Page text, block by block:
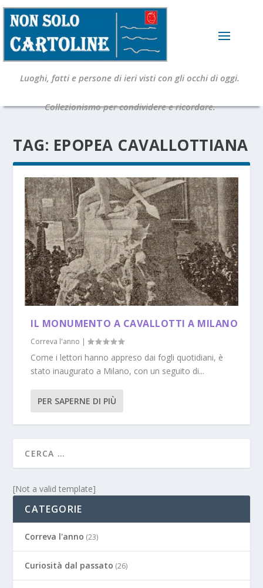
Luoghi, fatti e persone di ieri visti con gli occhi di oggi.
Collezionismo per condividere e ricordare.
TAG: EPOPEA CAVALLOTTIANA
IL MONUMENTO A CAVALLOTTI A MILANO
Correva l'anno |
Come i lettori hanno appreso dai fogli quotidiani, è
stato inaugurato a Milano, con un seguito di...
PER SAPERNE DI PIÙ
[Not a valid template]
CATEGORIE
Correva l'anno (23)
Curiosità dal passato (26)